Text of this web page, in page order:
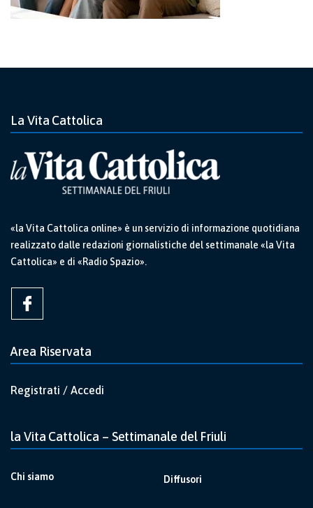
La Vita Cattolica
«la Vita Cattolica online» è un servizio di informazione quotidiana
realizzato dalle redazioni giornalistiche del settimanale «la Vita
Cattolica» e di «Radio Spazio».
Area Riservata
Registrati / Accedi
la Vita Cattolica – Settimanale del Friuli
Chi siamo Diffusori